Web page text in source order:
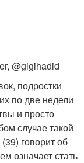
@gigihadid
подростки
по две недели
и просто
случае такой
говорит об
означает стать